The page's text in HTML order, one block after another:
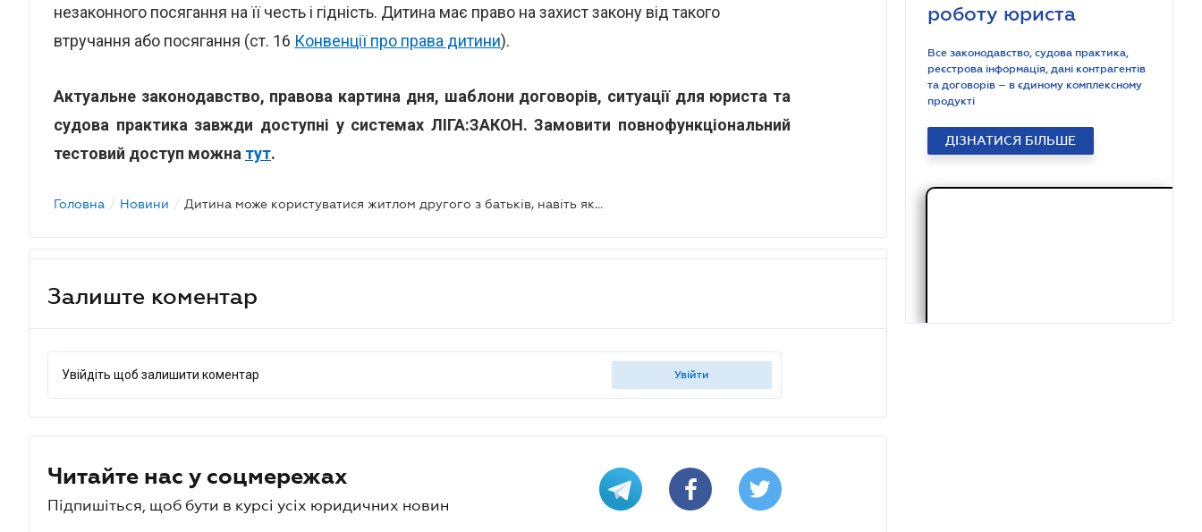
незаконного посягання на її честь і гідність. Дитина має право на захист закону від такого
втручання або посягання (ст. 16 Конвенції про права дитини).
Актуальне законодавство, правова картина дня, шаблони договорів, ситуації для юриста та
судова практика завжди доступні у системах ЛІГА:ЗАКОН. Замовити повнофункціональний
тестовий доступ можна тут.
Головна / Новини / Дитина може користуватися житлом другого з батьків, навіть якщо там не проживає
Залиште коментар
Увійдіть щоб залишити коментар увійти
Читайте нас у соцмережах
Підпишіться, щоб бути в курсі усіх юридичних новин
роботу юриста
Все законодавство, судова практика,
реєстрова інформація, дані контрагентів
та договорів – в єдиному комплексному
продукті
ДІЗНАТИСЯ БІЛЬШЕ